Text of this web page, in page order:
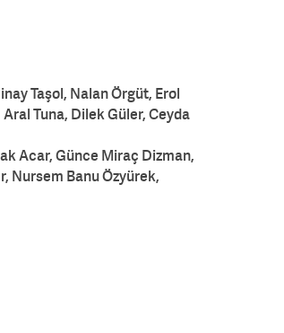
Taşol, Nalan Örgüt, Erol
Tuna, Dilek Güler, Ceyda
Acar, Günce Miraç Dizman,
Nursem Banu Özyürek,